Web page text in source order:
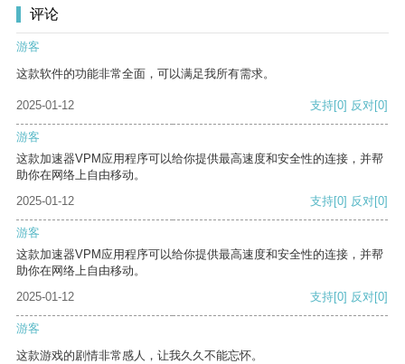
评论
游客
这款软件的功能非常全面，可以满足我所有需求。
2025-01-12 支持[0] 反对[0]
游客
这款加速器VPM应用程序可以给你提供最高速度和安全性的连接，并帮
助你在网络上自由移动。
2025-01-12
支持[0] 反对[0]
游客
这款加速器VPM应用程序可以给你提供最高速度和安全性的连接，并帮
助你在网络上自由移动。
2025-01-12
支持[0] 反对[0]
游客
这款游戏的剧情非常感人，让我久久不能忘怀。